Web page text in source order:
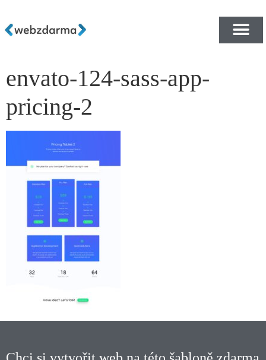
envato-124-sass-app-
pricing-2